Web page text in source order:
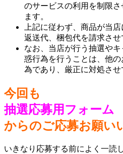
のサービスの利用を制限
ます。
上記に従わず、商品が当
返送代、梱包代を請求させ
なお、当店が行う抽選や
惑行為を行うことは、他
為であり、厳正に対処させ
今回も
抽選応募用フォーム
からのご応募お願い
いきなり応募する前によく一読